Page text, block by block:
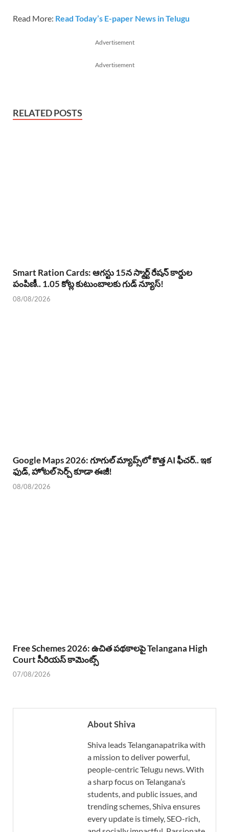
Read More: Read Today’s E-paper News in Telugu
Advertisement
Advertisement
RELATED POSTS
Smart Ration Cards: ఆగస్టు 15న స్మార్ట్ రేషన్ కార్డుల
పంపిణీ.. 1.05 కోట్ల కుటుంబాలకు గుడ్ న్యూస్!
08/08/2026
Google Maps 2026: గూగుల్ మ్యాప్స్‌లో కొత్త AI ఫీచర్.. ఇక
ఫుడ్, హోటల్ సెర్చ్ కూడా ఈజీ!
08/08/2026
Free Schemes 2026: ఉచిత పథకాలపై Telangana High
Court సీరియస్ కామెంట్స్
07/08/2026
About Shiva
Shiva leads Telanganapatrika with
a mission to deliver powerful,
people-centric Telugu news. With
a sharp focus on Telangana’s
students, and public issues, and
trending schemes, Shiva ensures
every update is timely, SEO-rich,